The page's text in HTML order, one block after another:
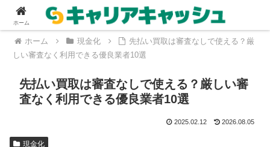
ホーム 現金化
先払い買取は審査なしで使える？厳
しい審査なく利用できる優良業者10選
先払い買取は審査なしで使える？厳しい審
査なく利用できる優良業者10選
2025.02.12 2026.08.05
現金化
ホーム